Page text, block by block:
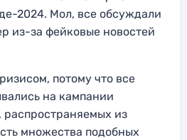
2024. Мол, все обсуждали
из-за фейковые новостей
потому что все
на кампании
из
множества подобных